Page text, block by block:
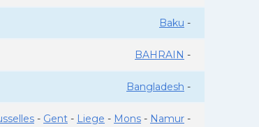
Baku -
BAHRAIN -
Bangladesh -
- Gent - Liege - Mons - Namur -